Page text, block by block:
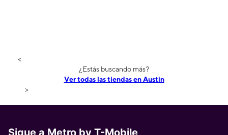
<
¿Estás buscando más?
Ver todas las tiendas en Austin
>